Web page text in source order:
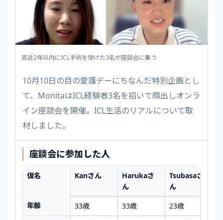
直近2年以内にICL手術を受けた3名が座談会に集う
10月10日の目の愛護デーにちなんだ特別企画とし
て、MonitaはICL経験者3名を招いて顔出しオンラ
イン座談会を開催。ICL生活のリアルについて取
材しました。
座談会に参加した人
仮名 Kanさん
Harukaさ
ん
Tsubasaさ
ん
年齢
33歳 33歳 23歳